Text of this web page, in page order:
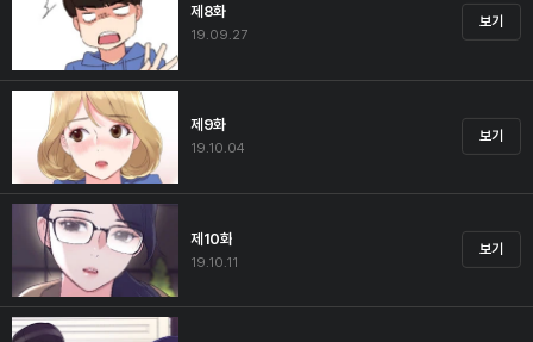
제8화
19.09.27
보기
제9화
19.10.04
보기
제10화
19.10.11
보기